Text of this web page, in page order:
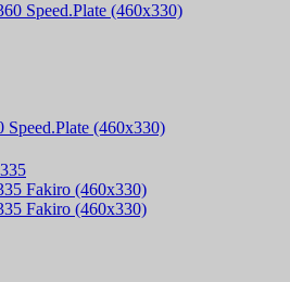
(460x330)